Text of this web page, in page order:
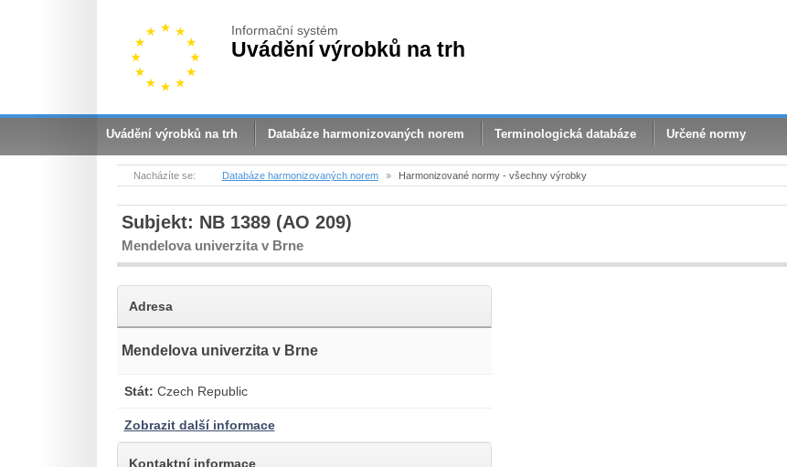
Informační systém
Uvádění výrobků na trh
Uvádění výrobků na trh Databáze harmonizovaných norem Terminologická databáze Určené normy
Nacházíte se: Databáze harmonizovaných norem » Harmonizované normy - všechny výrobky
Subjekt: NB 1389 (AO 209)
Mendelova univerzita v Brne
Adresa
Mendelova univerzita v Brne
Stát: Czech Republic
Zobrazit další informace
Kontaktní informace